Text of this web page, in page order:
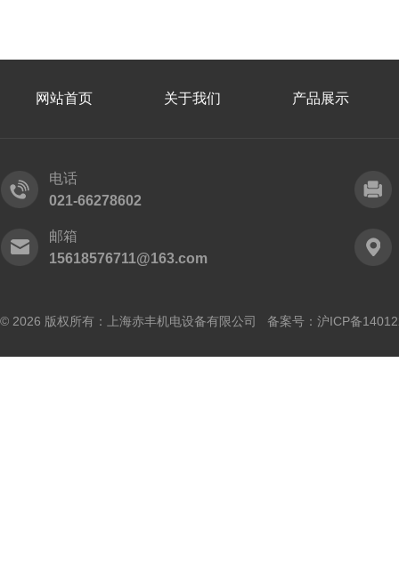
网站首页 关于我们 产品展示
电话
021-66278602
邮箱
15618576711@163.com
© 2026 版权所有：上海赤丰机电设备有限公司 备案号： 沪ICP备